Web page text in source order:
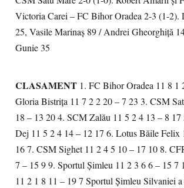
Victoria Carei – FC Bihor Oradea 2-3 (1-
25, Vasile Marinaș 89 / Andrei Gheorghiță
Gunie 35
CLASAMENT 1. FC Bihor Oradea 11 8 1
Gloria Bistrița 11 7 2 2 20 – 7 23 3. CSM
18 – 13 20 4. SCM Zalău 11 5 2 4 13 – 8
Dej 11 5 2 4 14 – 12 17 6. Lotus Băile Felix
16 7. CSM Sighet 11 2 4 5 10 – 17 10 8.
7 – 15 9 9. Sportul Șimleu 11 2 3 6 6 – 15 7
11 2 1 8 11 – 19 7 Sportul Șimleu Silvaniei